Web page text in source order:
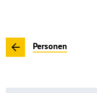
Personen